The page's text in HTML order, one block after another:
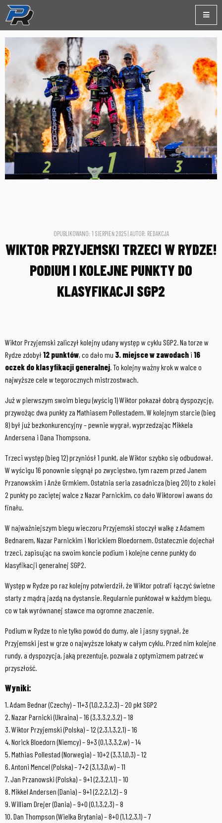
OPUBLIKOWANO: 1 SIERPIEŃ 2025 | AUTOR: REDAKCJA
WIKTOR PRZYJEMSKI TRZECI W RYDZE!
PODIUM I KOLEJNE PUNKTY DO
KLASYFIKACJI SGP2
Wiktor Przyjemski zaliczył kolejny udany występ w cyklu SGP2. Na torze w
Rydze zdobył12 punktów, co dało mu 3. miejsce w zawodach i 16
oczek do klasyfikacji generalnej . To kolejny ważny krok w walce o
najwyższe cele w tegorocznych mistrzostwach.
Już w pierwszym swoim biegu (wyścig 1) Wiktor pokazał dobrą dyspozycję,
przywożąc dwa punkty za Mathiasem Pollestadem. W kolejnym starcie (bieg
8) był już bezkonkurencyjny – pewnie wygrał, wyprzedzając Mikkela
Andersena i Dana Thompsona.
Trzeci występ (bieg 12) przyniósł 1 punkt, ale Wiktor szybko się odbudował.
W wyścigu 16 ponownie sięgnął po zwycięstwo, tym razem przed Janem
Przanowskim i Anże Grmkiem. Ostatnia seria zasadnicza (bieg 20) to z kolei
2 punkty po zaciętej walce z Nazar Parnickim, co dało Wiktorowi awans do
finału.
W najważniejszym biegu wieczoru Przyjemski stoczył walkę z Adamem
Bednarem, Nazar Parnickim i Norickiem Bloedornem. Ostatecznie dojechał
trzeci, zapisując na swoim koncie podium i kolejne cenne punkty do
klasyfikacji generalnej SGP2.
Występ w Rydze po raz kolejny potwierdził, że Wiktor potrafi łączyć świetne
starty z mądrą jazdą na dystansie. Regularnie punktował w każdym biegu,
co w tak wyrównanej stawce ma ogromne znaczenie.
Podium w Rydze to nie tylko powód do dumy, ale i jasny sygnał, że
Przyjemski jest w grze o najwyższe lokaty w całym cyklu. Przed nim kolejne
rundy, a dyspozycja, jaką prezentuje, pozwala z optymizmem patrzeć w
przyszłość.
Wyniki:
1. Adam Bednar (Czechy) – 11+3 (1,0,2,3,2,3) – 20 pkt SGP2
2. Nazar Parnicki (Ukraina) – 16 (3,3,3,2,3,2) – 18
3. Wiktor Przyjemski (Polska) – 12 (2,3,1,3,2,1) – 16
4. Norick Bloedorn (Niemcy) – 9+3 (0,1,3,3,2,w) – 14
5. Mathias Pollestad (Norwegia) – 10+2 (3,3,1,0,3) – 12
6. Antoni Mencel (Polska) – 7+2 (3,1,3,0,w) – 11
7. Jan Przanowski (Polska) – 9+1 (2,3,2,1,1) – 10
8. Mikkel Andersen (Dania) – 9+1 (2,2,2,1,2) – 9
9. William Drejer (Dania) – 9+0 (0,1,3,2,3) – 8
10. Dan Thompson (Wielka Brytania) – 8+0 (1,1,2,3,1) – 7